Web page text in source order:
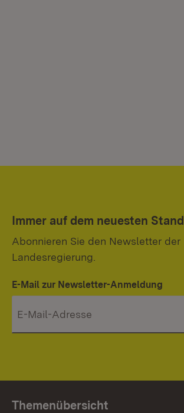
Immer auf dem neuesten Stand
Abonnieren Sie den Newsletter der
Landesregierung.
E-Mail zur Newsletter-Anmeldung
Themenübersicht